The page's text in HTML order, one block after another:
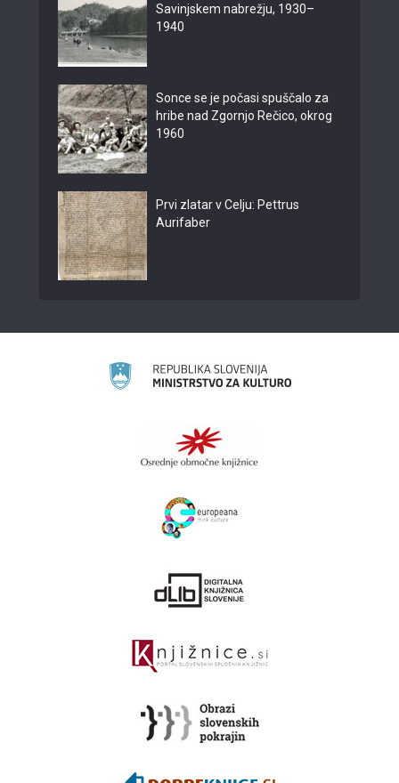
Savinjskem nabrežju, 1930–
1940
Sonce se je počasi spuščalo za
hribe nad Zgornjo Rečico, okrog
1960
Prvi zlatar v Celju: Pettrus
Aurifaber